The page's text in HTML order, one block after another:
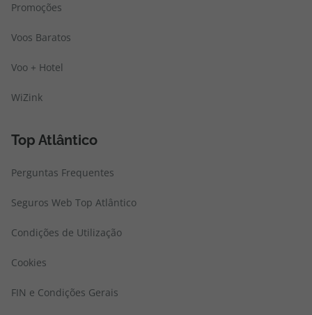
Promoções
Voos Baratos
Voo + Hotel
WiZink
Top Atlântico
Perguntas Frequentes
Seguros Web Top Atlântico
Condições de Utilização
Cookies
FIN e Condições Gerais